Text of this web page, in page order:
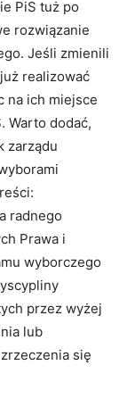
PiS tuż po
rozwiązanie
Jeśli zmienili
realizować
na ich miejsce
Warto dodać,
zarządu
radnego
Prawa i
wyborczego
przez wyżej
lub
się